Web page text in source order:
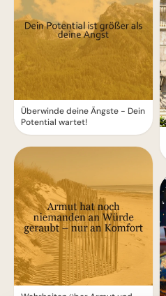
Überwinde deine Ängste - Dein
Potential wartet!